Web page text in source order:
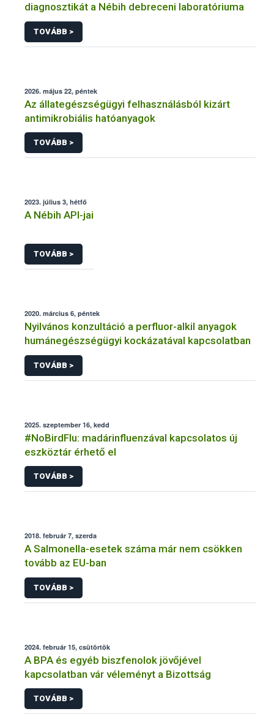
diagnosztikát a Nébih debreceni laboratóriuma
TOVÁBB >
2026. május 22, péntek
Az állategészségügyi felhasználásból kizárt
antimikrobiális hatóanyagok
TOVÁBB >
2023. július 3, hétfő
A Nébih API-jai
TOVÁBB >
2020. március 6, péntek
Nyilvános konzultáció a perfluor-alkil anyagok
humánegészségügyi kockázatával kapcsolatban
TOVÁBB >
2025. szeptember 16, kedd
#NoBirdFlu: madárinfluenzával kapcsolatos új
eszköztár érhető el
TOVÁBB >
2018. február 7, szerda
A Salmonella-esetek száma már nem csökken
tovább az EU-ban
TOVÁBB >
2024. február 15, csütörtök
A BPA és egyéb biszfenolok jövőjével
kapcsolatban vár véleményt a Bizottság
TOVÁBB >